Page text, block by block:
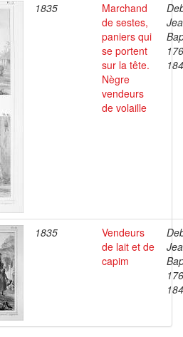
1835
Marchand
de sestes,
paniers qui
se portent
sur la tête.
Nègre
vendeurs
de volaille
1835
Vendeurs
de lait et de
capim